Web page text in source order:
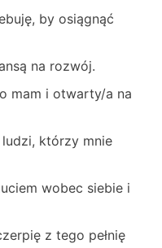
by osiągnąć
na rozwój.
mam i otwarty/a na
którzy mnie
wobec siebie i
z tego pełnię